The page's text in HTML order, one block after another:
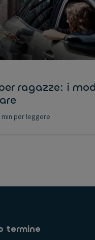
ragazze: i
min per leggere
termine